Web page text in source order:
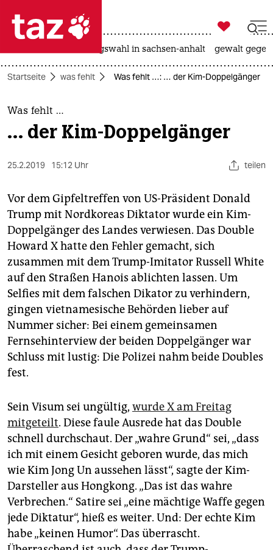
 taz zahl ich
taz zahl ich
themen
politik
öko
gesellschaft
kultur
sport
berlin
nord
wahrheit
verlag
verlag
veranstaltungen
shop
fragen & hilfe
unterstützen
abo
genossenschaft

taz zahl ich
landtagswahl in sachsen-anhalt gewalt
Startseite was fehlt Was fehlt …: … der Kim-Doppelgänger
Was fehlt …
… der Kim-Doppelgänger
25.2.2019 15:12 Uhr teilen
Vor dem Gipfeltreffen von US-Präsident Donald
Trump mit Nordkoreas Diktator wurde ein Kim-
Doppelgänger des Landes verwiesen. Das Double
Howard X hatte den Fehler gemacht, sich
zusammen mit dem Trump-Imitator Russell White
auf den Straßen Hanois ablichten lassen. Um
Selfies mit dem falschen Dikator zu verhindern,
gingen vietnamesische Behörden lieber auf
Nummer sicher: Bei einem gemeinsamen
Fernsehinterview der beiden Doppelgänger war
Schluss mit lustig: Die Polizei nahm beide Doubles
fest.
Sein Visum sei ungültig, wurde X am Freitag
mitgeteilt. Diese faule Ausrede hat das Double
schnell durchschaut. Der „wahre Grund“ sei, „dass
ich mit einem Gesicht geboren wurde, das mich
wie Kim Jong Un aussehen lässt“, sagte der Kim-
Darsteller aus Hongkong. „Das ist das wahre
Verbrechen.“ Satire sei „eine mächtige Waffe gegen
jede Diktatur“, hieß es weiter. Und: Der echte Kim
habe „keinen Humor“. Das überrascht.